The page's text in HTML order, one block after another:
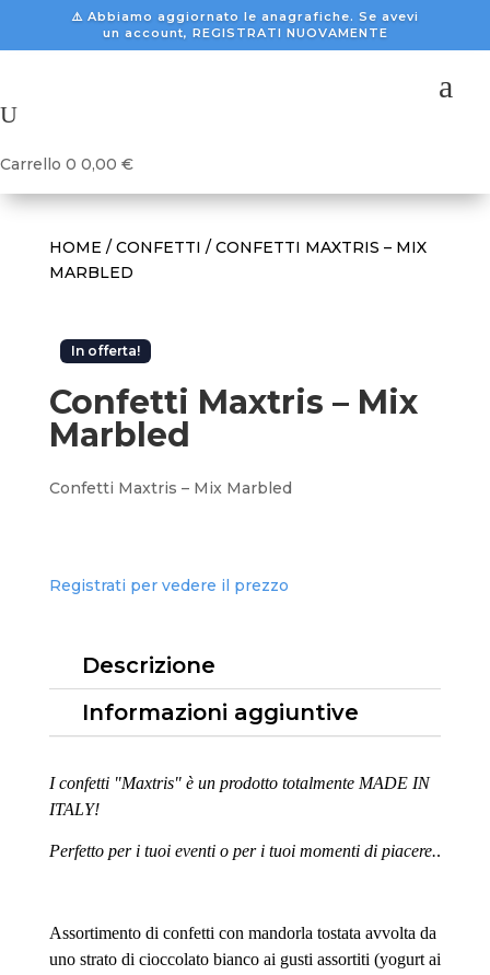
⚠️ Abbiamo aggiornato le anagrafiche. Se avevi
un account, REGISTRATI NUOVAMENTE
a
U
Carrello 0 0,00 €
HOME / CONFETTI / CONFETTI MAXTRIS – MIX
MARBLED
In offerta!
Confetti Maxtris – Mix
Marbled
Confetti Maxtris – Mix Marbled
Registrati per vedere il prezzo
Descrizione
Informazioni aggiuntive
I confetti "Maxtris" è un prodotto totalmente MADE IN
ITALY!
Perfetto per i tuoi eventi o per i tuoi momenti di piacere..
Assortimento di confetti con mandorla tostata avvolta da
uno strato di cioccolato bianco ai gusti assortiti (yogurt ai